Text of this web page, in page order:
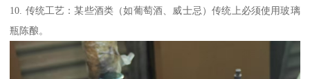
10. 传统工艺：某些酒类（如葡萄酒、威士忌）传统上必须使用玻璃
瓶陈酿。